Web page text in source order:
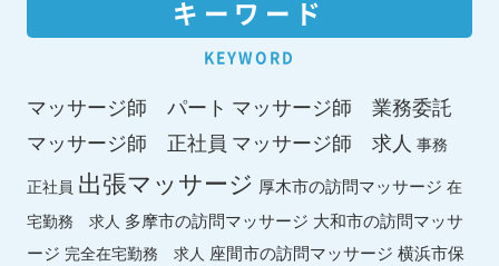
キーワード
KEYWORD
マッサージ師 パート マッサージ師 業務委託
マッサージ師 正社員 マッサージ師 求人 事務
正社員 出張マッサージ 厚木市の訪問マッサージ 在
宅勤務 求人 多摩市の訪問マッサージ 大和市の訪問マッサ
ージ 完全在宅勤務 求人 座間市の訪問マッサージ 横浜市保